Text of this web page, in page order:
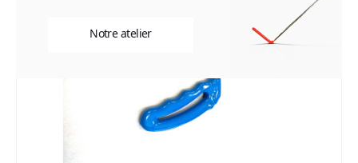
Notre atelier